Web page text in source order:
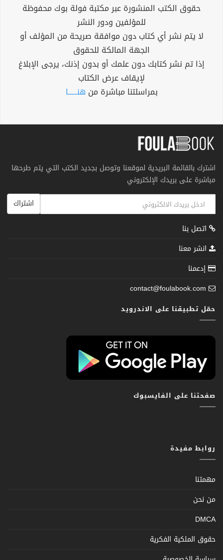
حقوق الكتب المنشورة عبر مكتبة فولة بوك محفوظة
للمؤلفين ودور النشر
لا يتم نشر أي كتاب دون موافقة صريحة من المؤلف أو
الجهة المالكة للحقوق
إذا تم نشر كتابك دون علمك أو بدون إذنك، يرجى الإبلاغ
لإيقاف عرض الكتاب
بمراسلتنا مباشرة من هنــــــا
اشترك بالقائمة البريدية لموقعنا وتوصل بجديد الكتب التي يتم طرحها
مباشرة على بريدك الإلكتروني
اشتراك
اتصل بنا
انشر معنا
إدعمنا
contact@foulabook.com
حمّل تطبيقنا على الاندرويد
صفحتنا على الفايسبوك
روابط مفيدة
مهمتنا
من نحن
DMCA
حقوق الملكية الفكرية